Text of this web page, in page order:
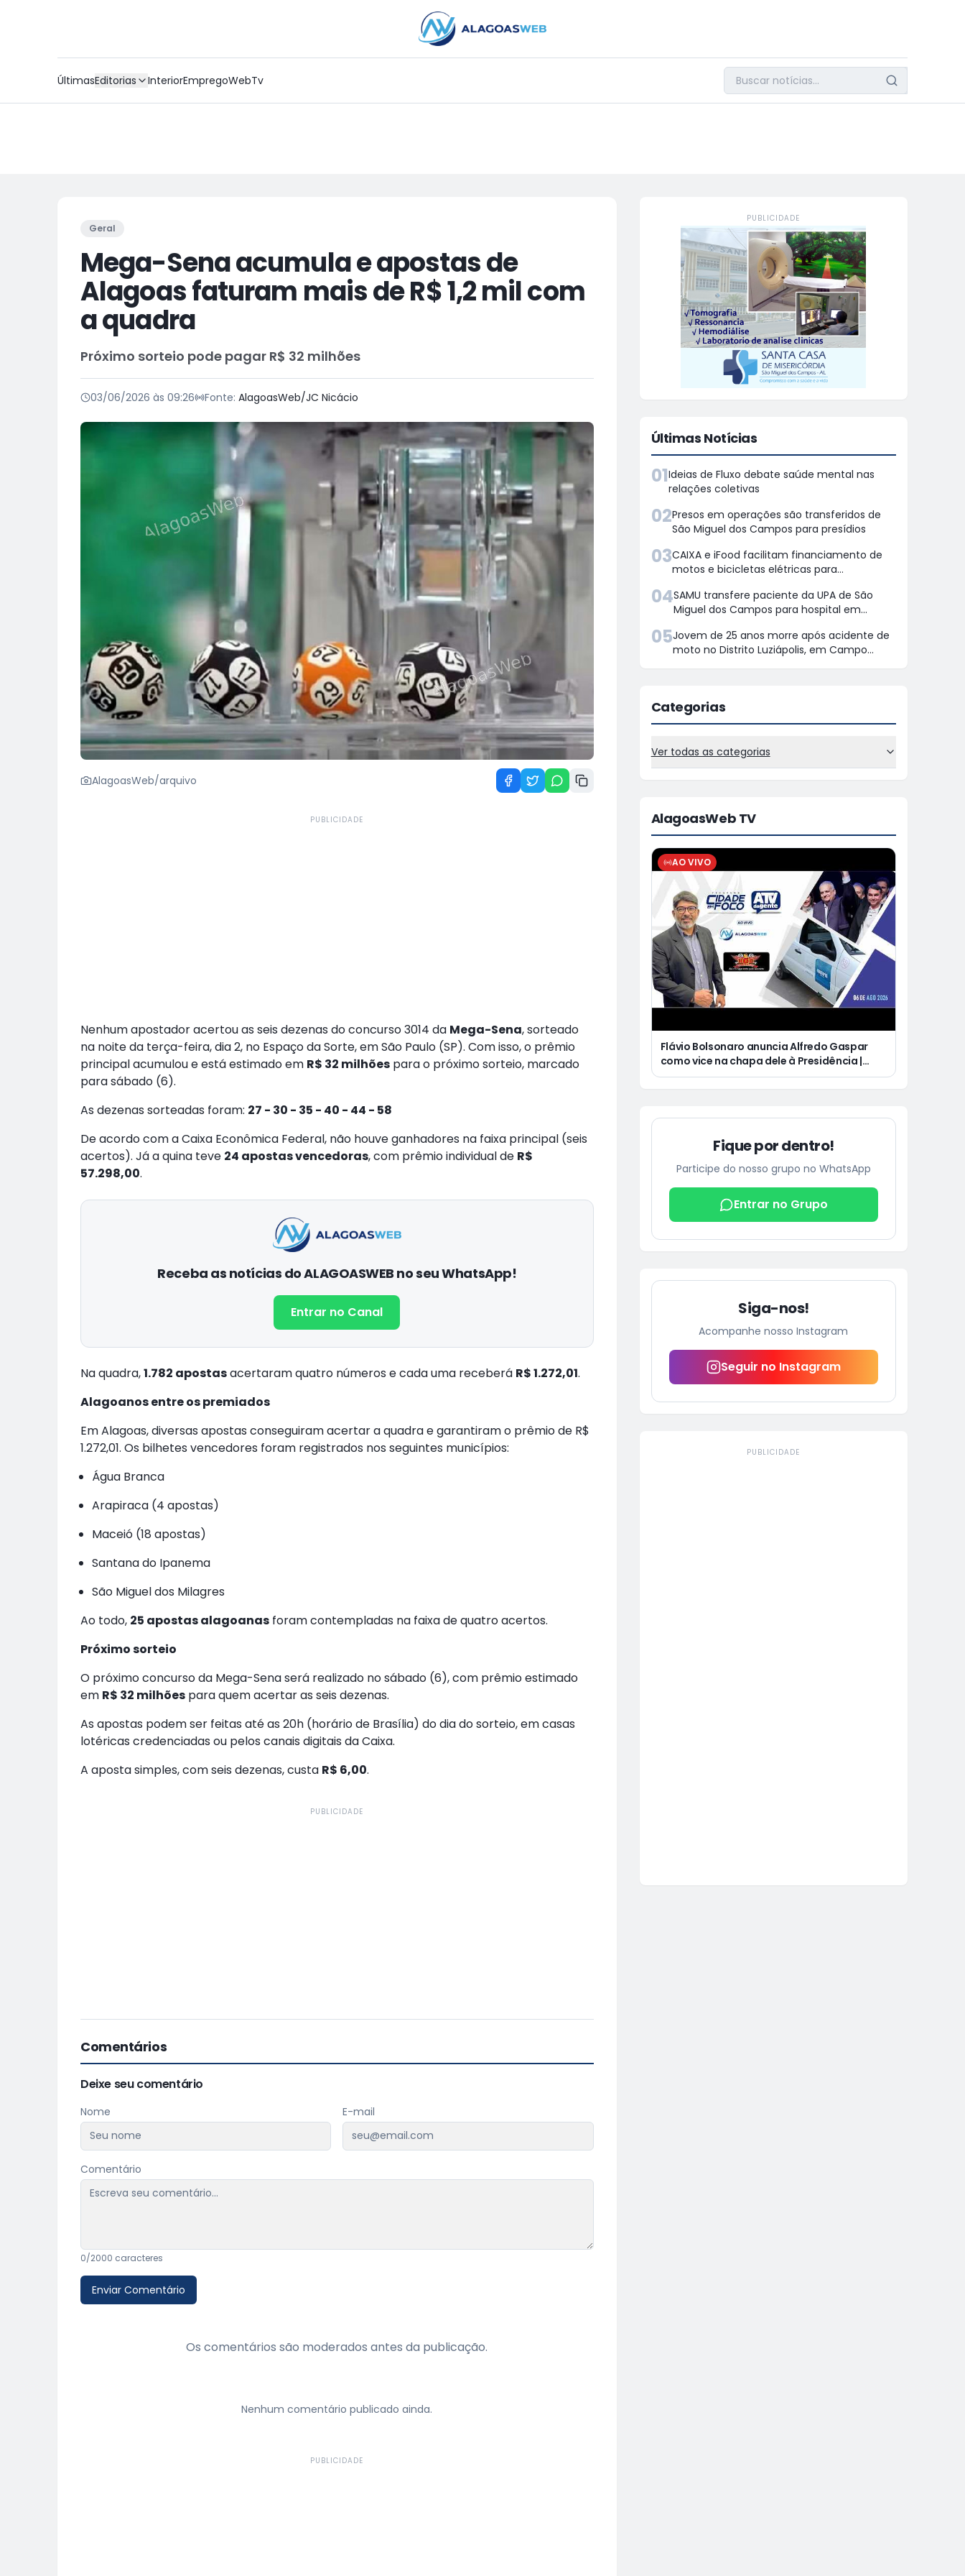
ÚltimasEditorias InteriorEmpregoWebTv
PUBLICIDADE
Geral
Mega-Sena acumula e apostas de
Alagoas faturam mais de R$ 1,2 mil com
a quadra
Próximo sorteio pode pagar R$ 32 milhões
03/06/2026 às 09:26 Fonte: AlagoasWeb/JC Nicácio
AlagoasWeb/arquivo
PUBLICIDADE
Nenhum apostador acertou as seis dezenas do concurso 3014 da Mega-Sena, sorteado
na noite da terça-feira, dia 2, no Espaço da Sorte, em São Paulo (SP). Com isso, o prêmio
principal acumulou e está estimado em R$ 32 milhões para o próximo sorteio, marcado
para sábado (6).
As dezenas sorteadas foram: 27 - 30 - 35 - 40 - 44 - 58
De acordo com a Caixa Econômica Federal, não houve ganhadores na faixa principal (seis
acertos). Já a quina teve 24 apostas vencedoras, com prêmio individual de R$
57.298,00.
Receba as notícias do ALAGOASWEB no seu WhatsApp!
Entrar no Canal
Na quadra,1.782 apostasacertaram quatro números e cada uma receberá R$ 1.272,01.
Alagoanos entre os premiados
Em Alagoas, diversas apostas conseguiram acertar a quadra e garantiram o prêmio de R$
1.272,01. Os bilhetes vencedores foram registrados nos seguintes municípios:
Água Branca
Arapiraca (4 apostas)
Maceió (18 apostas)
Santana do Ipanema
São Miguel dos Milagres
Ao todo, 25 apostas alagoanas foram contempladas na faixa de quatro acertos.
Próximo sorteio
O próximo concurso da Mega-Sena será realizado no sábado (6), com prêmio estimado
em R$ 32 milhões para quem acertar as seis dezenas.
As apostas podem ser feitas até as 20h (horário de Brasília) do dia do sorteio, em casas
lotéricas credenciadas ou pelos canais digitais da Caixa.
A aposta simples, com seis dezenas, custa R$ 6,00.
PUBLICIDADE
Comentários
Deixe seu comentário
Nome E-mail
Comentário
0/2000 caracteres
Enviar Comentário
Os comentários são moderados antes da publicação.
Nenhum comentário publicado ainda.
PUBLICIDADE
PUBLICIDADE
Últimas Notícias
01Ideias de Fluxo debate saúde mental nas
relações coletivas
02Presos em operações são transferidos de
São Miguel dos Campos para presídios
03CAIXA e iFood facilitam financiamento de
motos e bicicletas elétricas para
04SAMU transfere paciente da UPA de São
Miguel dos Campos para hospital em
05Jovem de 25 anos morre após acidente de
moto no Distrito Luziápolis, em Campo
Categorias
Ver todas as categorias
AlagoasWeb TV
AO VIVO
Flávio Bolsonaro anuncia Alfredo Gaspar
como vice na chapa dele à Presidência |
Justiça condena Equatorial a pagar R$ 3 mil
Fique por dentro!
Participe do nosso grupo no WhatsApp
Entrar no Grupo
Siga-nos!
Acompanhe nosso Instagram
Seguir no Instagram
PUBLICIDADE